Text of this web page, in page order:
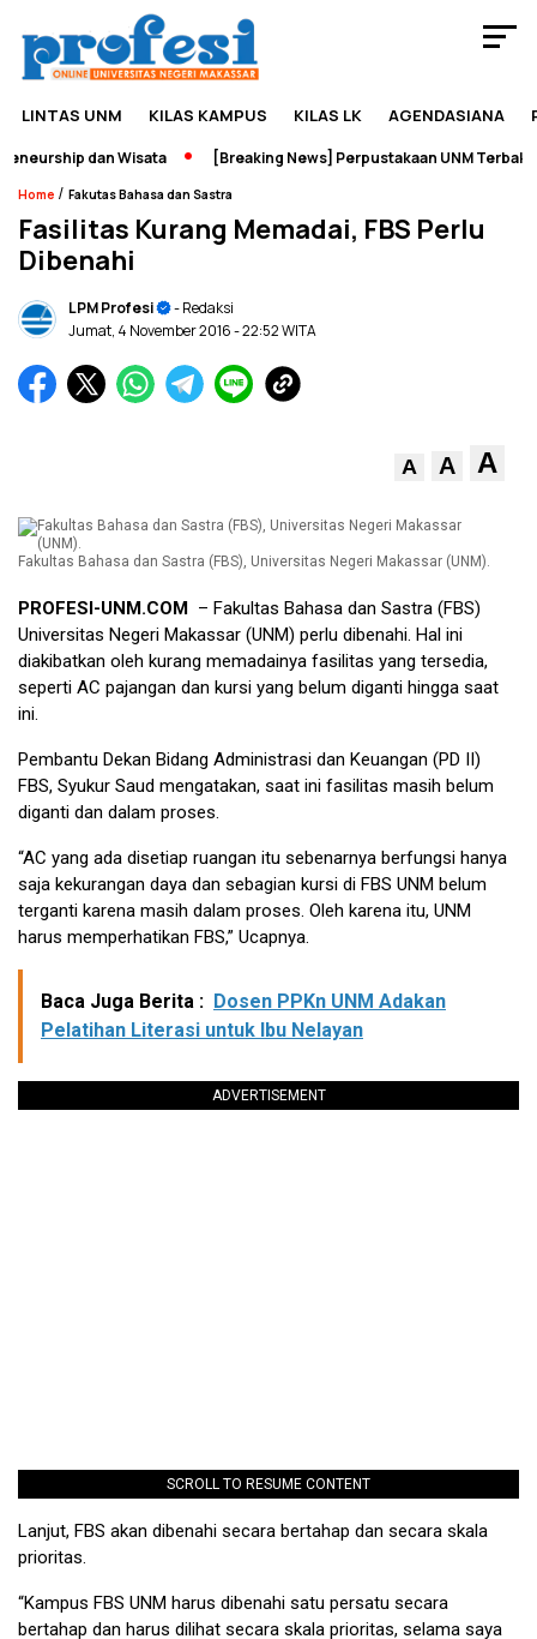
LINTAS UNM KILAS KAMPUS KILAS LK AGENDASIANA
dan Wisata [Breaking News] Perpustakaan UNM Terbakar
Home / Fakutas Bahasa dan Sastra
Fasilitas Kurang Memadai, FBS Perlu
Dibenahi
LPM Profesi
- Redaksi
Jumat, 4 November 2016- 22:52 WITA
A A A
Fakultas Bahasa dan Sastra (FBS), Universitas Negeri Makassar (UNM).
PROFESI-UNM.COM
– Fakultas Bahasa dan Sastra (FBS)
Universitas Negeri Makassar (UNM) perlu dibenahi. Hal ini
diakibatkan oleh kurang memadainya fasilitas yang tersedia,
seperti AC pajangan dan kursi yang belum diganti hingga saat
ini.
Pembantu Dekan Bidang Administrasi dan Keuangan (PD II)
FBS, Syukur Saud mengatakan, saat ini fasilitas masih belum
diganti dan dalam proses.
“AC yang ada disetiap ruangan itu sebenarnya berfungsi hanya
saja kekurangan daya dan sebagian kursi di FBS UNM belum
terganti karena masih dalam proses. Oleh karena itu, UNM
harus memperhatikan FBS,” Ucapnya.
Baca Juga Berita : Dosen PPKn UNM Adakan
Pelatihan Literasi untuk Ibu Nelayan
ADVERTISEMENT
SCROLL TO RESUME CONTENT
Lanjut, FBS akan dibenahi secara bertahap dan secara skala
prioritas.
“Kampus FBS UNM harus dibenahi satu persatu secara
bertahap dan harus dilihat secara skala prioritas, selama saya